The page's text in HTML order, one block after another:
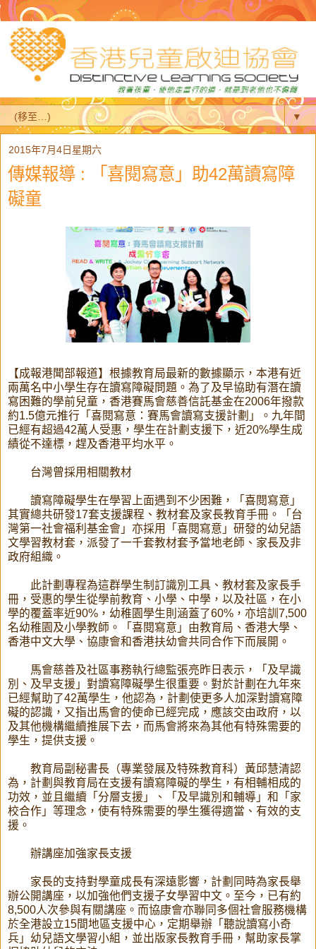
▼
2015年7月4日星期六
傳媒報導 : 「喜閱寫意」助42萬讀寫障
礙童
【成報港聞部報道】根據教育局最新的數據顯示，本港有近
兩萬名中小學生存在讀寫障礙問題。為了及早協助有潛在讀
寫困難的學前兒童，香港賽馬會慈善信託基金在2006年撥款
約1.5億元推行「喜閱寫意：賽馬會讀寫支援計劃」。九年間
已經有超過42萬人受惠，學生在計劃支援下，近20%學生成
績從不達標，趕及香港平均水平。
台灣曾採用相關教材
讀寫障礙學生在學習上面遇到不少困難，「喜閱寫意」
其實總共研發17套支援課程、教材套及家長教育手冊。「台
灣第一社會福利基金會」亦採用「喜閱寫意」研發的幼兒語
文學習教材套，派發了一千套教材套予當地老師、家長及非
政府組織。
此計劃專程為這群學生制訂識別工具、教材套及家長手
冊，受惠的學生從學前教育、小學、中學，以及社區，在小
學的覆蓋率近90%，幼稚園學生則涵蓋了60%，亦培訓7,500
名幼稚園及小學教師。「喜閱寫意」由教育局、香港大學、
香港中文大學、協康會和香港扶幼會共同合作下而展開。
馬會慈善及社區事務執行總監張亮昨日表示，「及早識
別、及早支援」對讀寫障礙學生很重要。對於計劃在九年來
已經幫助了42萬學生，他認為，計劃使更多人加深對讀寫障
礙的認識，又指出馬會的使命已經完成，應該交由政府，以
及其他機構繼續推展下去，而馬會將來為其他有特殊需要的
學生，提供支援。
教育局副秘書長（專業發展及特殊教育科）黃邱慧清認
為，計劃與教育局在支援有讀寫障礙的學生，有相輔相成的
功效，並且繼續「分層支援」、「及早識別和輔導」和「家
校合作」等理念，使有特殊需要的學生獲得適當、有效的支
援。
辦講座加強家長支援
家長的支持對學童成長有深遠影響，計劃同時為家長舉
辦公開講座，以加強他們支援子女學習中文。至今，已有約
8,500人次參與有關講座。而協康會亦聯同多個社會服務機構
於全港設立15間地區支援中心，定期舉辦「聽說讀寫小奇
兵」幼兒語文學習小組，並出版家長教育手冊，幫助家長掌